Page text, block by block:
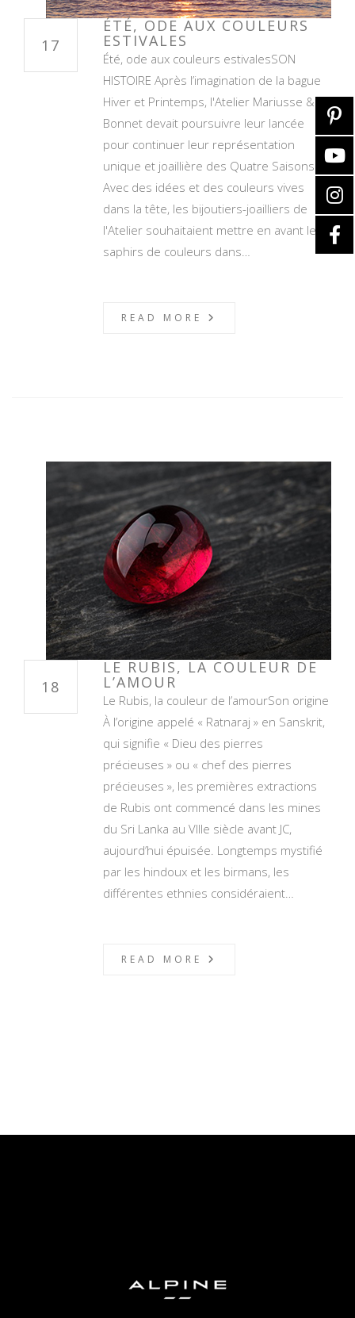
17
ÉTÉ, ODE AUX COULEURS
ESTIVALES
Été, ode aux couleurs estivalesSON
HISTOIRE Après l’imagination de la bague
Hiver et Printemps, l'Atelier Mariusse &
Bonnet devait poursuivre leur lancée
pour continuer leur représentation
unique et joaillière des Quatre Saisons.
Avec des idées et des couleurs vives
dans la tête, les bijoutiers-joailliers de
l'Atelier souhaitaient mettre en avant les
saphirs de couleurs dans…
READ MORE
18
LE RUBIS, LA COULEUR DE
L’AMOUR
Le Rubis, la couleur de l’amourSon origine
À l’origine appelé « Ratnaraj » en Sanskrit,
qui signifie « Dieu des pierres
précieuses » ou « chef des pierres
précieuses », les premières extractions
de Rubis ont commencé dans les mines
du Sri Lanka au VIIIe siècle avant JC,
aujourd’hui épuisée. Longtemps mystifié
par les hindoux et les birmans, les
différentes ethnies considéraient…
READ MORE